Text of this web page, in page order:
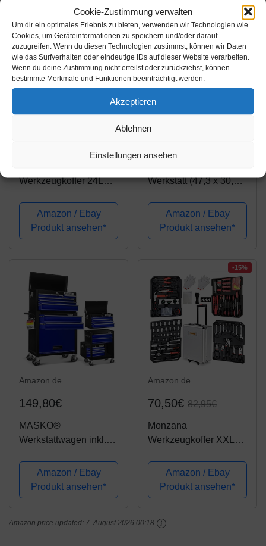
Cookie-Zustimmung verwalten
Um dir ein optimales Erlebnis zu bieten, verwenden wir Technologien wie
Cookies, um Geräteinformationen zu speichern und/oder darauf
zuzugreifen. Wenn du diesen Technologien zustimmst, können wir Daten
wie das Surfverhalten oder eindeutige IDs auf dieser Website verarbeiten.
Wenn du deine Zustimmung nicht erteilst oder zurückziehst, können
bestimmte Merkmale und Funktionen beeinträchtigt werden.
Akzeptieren
Ablehnen
Einstellungen ansehen
fahrbar auf Rollen /...
Werkzeugkoffer 24L
Etagenkoffer Schwarz
+ Schlüssel
Amazon / Ebay
Produkt ansehen*
Werkstatt (47,3 x 30,2 x
verwendbare
Werkzeugboxen,
robuster Kunststoff,
Organizer)...
Amazon / Ebay
Produkt ansehen*
Amazon.de
149,80€
MASKO®
Werkstattwagen inkl.
✓ Abschließbar ✓
Massives Metall |
Mobiler Werkzeug-
| Profi Werkstatt-Wagen
Amazon / Ebay
Produkt ansehen*
-15%
Amazon.de
70,50€ 82,95€
Monzana
Werkzeugkoffer XXL
Heimwerker
Werkzeugkasten
Werkzeugkiste
Amazon / Ebay
Produkt ansehen*
Amazon price updated: 7. August 2026 00:18